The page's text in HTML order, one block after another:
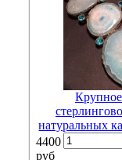
Крупное
натуральных
4400
руб